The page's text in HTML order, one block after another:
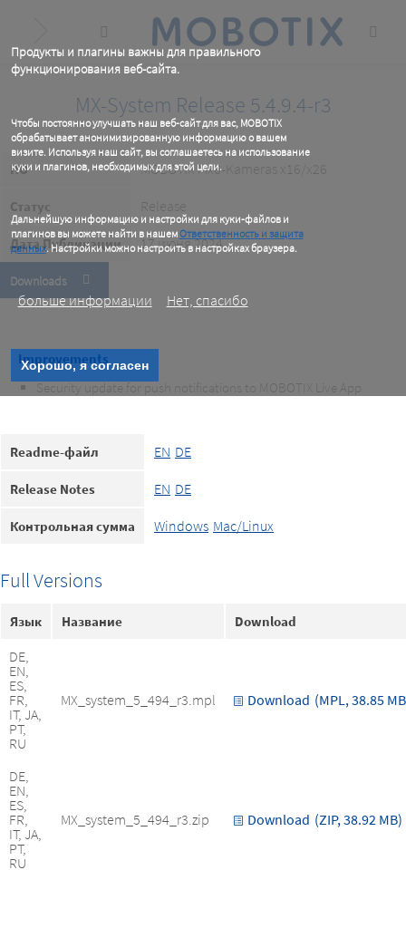
Продукты и плагины важны для правильного
функционирования веб-сайта.
Чтобы постоянно улучшать наш веб-сайт для вас, MOBOTIX
обрабатывает анонимизированную информацию о вашем
визите. Используя наш сайт, вы соглашаетесь на использование
куки и плагинов, необходимых для этой цели.
Дальнейшую информацию и настройки для куки-файлов и
плагинов вы можете найти в нашемОтветственность и защита
данных. Настройки можно настроить в настройках браузера.
.
больше информации
Нет, спасибо
Хорошо, я согласен
content
MX-System Release 5.4.9.4-r3
ПО MOBOTIX Mx6-Kameras x16/x26
Статус Release
Дата Публикации 17 июня 2024
Downloads
Improvements
Security update for push notifications to MOBOTIX Live App
Readme-файл EN DE
Release Notes EN DE
Контрольная сумма Windows Mac/Linux
Full Versions
Язык Название Download
DE,
EN,
ES,
FR,
IT, JA,
PT,
RU
MX_system_5_494_r3.mpl Download (MPL, 38.85
DE,
EN,
ES,
FR,
IT, JA,
PT,
RU
MX_system_5_494_r3.zip Download (ZIP, 38.92 MB)